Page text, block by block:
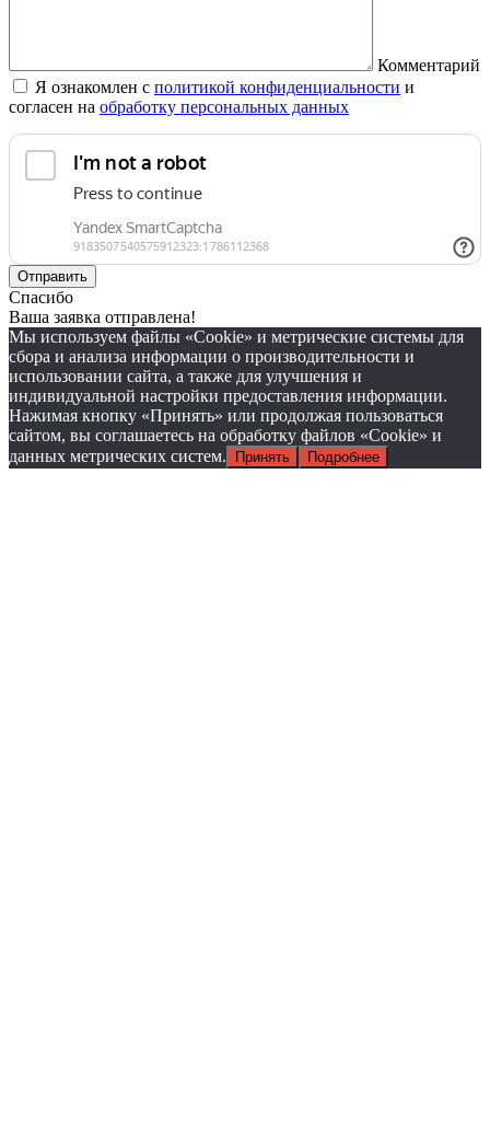
Комментарий
Я ознакомлен с политикой конфиденциальности и
согласен на обработку персональных данных
Спасибо
Ваша заявка отправлена!
Мы используем файлы «Cookie» и метрические системы для
сбора и анализа информации о производительности и
использовании сайта, а также для улучшения и
индивидуальной настройки предоставления информации.
Нажимая кнопку «Принять» или продолжая пользоваться
сайтом, вы соглашаетесь на обработку файлов «Cookie» и
данных метрических систем.
Принять Подробнее